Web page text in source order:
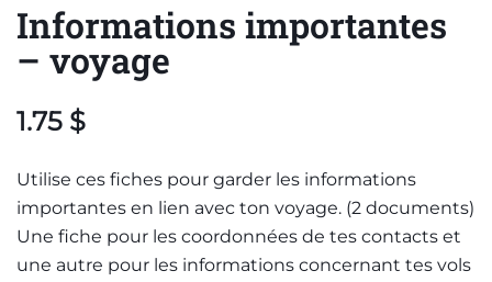
Informations importantes
– voyage
1.75 $
Utilise ces fiches pour garder les informations
importantes en lien avec ton voyage. (2 documents)
Une fiche pour les coordonnées de tes contacts et
une autre pour les informations concernant tes vols